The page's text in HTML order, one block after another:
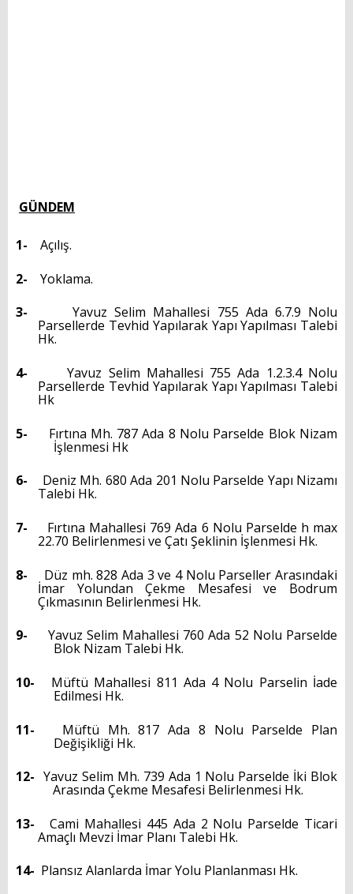
Tarihçemiz
Coğrafyası
Kamu Spotu
Çöp Toplama Saatleri
Canlı Kamera Hizmeti
BİZE YAZIN
Beyazmasa Başvuru
GÜNDEM
1-
Açılış.
2-
Yoklama.
3-
Yavuz Selim Mahallesi 755 Ada 6.7.9 Nolu
Parsellerde Tevhid Yapılarak Yapı Yapılması Talebi
Hk.
4-
Yavuz Selim Mahallesi 755 Ada 1.2.3.4 Nolu
Parsellerde Tevhid Yapılarak Yapı Yapılması Talebi
Hk
5-
Fırtına Mh. 787 Ada 8 Nolu Parselde Blok Nizam
İşlenmesi Hk
6-
Deniz Mh. 680 Ada 201 Nolu Parselde Yapı Nizamı
Talebi Hk.
7-
Fırtına Mahallesi 769 Ada 6 Nolu Parselde h max
22.70 Belirlenmesi ve Çatı Şeklinin İşlenmesi Hk.
8-
Düz mh. 828 Ada 3 ve 4 Nolu Parseller Arasındaki
İmar Yolundan Çekme Mesafesi ve Bodrum
Çıkmasının Belirlenmesi Hk.
9-
Yavuz Selim Mahallesi 760 Ada 52 Nolu Parselde
Blok Nizam Talebi Hk.
10-
Müftü Mahallesi 811 Ada 4 Nolu Parselin İade
Edilmesi Hk.
11-
Müftü Mh. 817 Ada 8 Nolu Parselde Plan
Değişikliği Hk.
12- Yavuz Selim Mh. 739 Ada 1 Nolu Parselde İki Blok
Arasında Çekme Mesafesi Belirlenmesi Hk.
13-
Cami Mahallesi 445 Ada 2 Nolu Parselde Ticari
Amaçlı Mevzi İmar Planı Talebi Hk.
14- Plansız Alanlarda İmar Yolu Planlanması Hk.